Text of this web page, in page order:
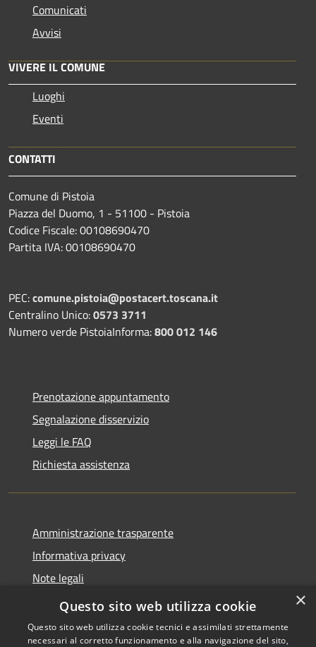
Comunicati
Avvisi
VIVERE IL COMUNE
Luoghi
Eventi
CONTATTI
Comune di Pistoia
Piazza del Duomo, 1 - 51100 - Pistoia
Codice Fiscale: 00108690470
Partita IVA: 00108690470
PEC:comune.pistoia@postacert.toscana.it
Centralino Unico:0573 3711
Numero verde PistoiaInforma:800 012 146
Prenotazione appuntamento
Segnalazione disservizio
Leggi le FAQ
Richiesta assistenza
Amministrazione trasparente
Informativa privacy
Note legali
Dichiarazione di accessibilità
×
Questo sito web utilizza cookie
Questo sito web utilizza cookie tecnici e assimilati strettamente
necessari al corretto funzionamento e alla navigazione del sito,